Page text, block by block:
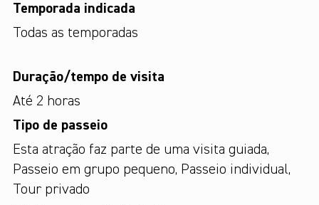
Temporada indicada
Todas as temporadas
Duração/tempo de visita
Até 2 horas
Tipo de passeio
Esta atração faz parte de uma visita guiada,
Passeio em grupo pequeno, Passeio individual,
Tour privado